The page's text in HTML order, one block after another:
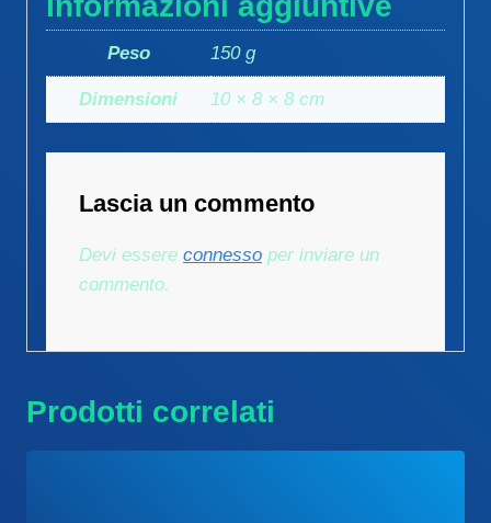
Peso 150 g
Dimensioni 10 × 8 × 8 cm
Lascia un commento
Devi essere connesso per inviare un
commento.
Prodotti correlati